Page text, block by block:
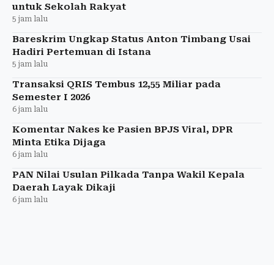
untuk Sekolah Rakyat
5 jam lalu
Bareskrim Ungkap Status Anton Timbang Usai
Hadiri Pertemuan di Istana
5 jam lalu
Transaksi QRIS Tembus 12,55 Miliar pada
Semester I 2026
6 jam lalu
Komentar Nakes ke Pasien BPJS Viral, DPR
Minta Etika Dijaga
6 jam lalu
PAN Nilai Usulan Pilkada Tanpa Wakil Kepala
Daerah Layak Dikaji
6 jam lalu